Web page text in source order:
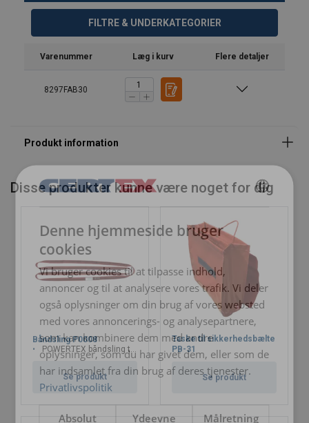
FILTRE & UNDERKATEGORIER
Varenummer Læg i kurv Flere detaljer
8297FAB30
Egenskaber:
Materiale:
Mærkning:
Overflade:
Disse produkter kunne være noget for dig
Båndsling P0008
POWERTEX båndsling til forankring
Se produkt
Taske til sikkerhedsbælte
PB-31
Se produkt
DANISH
ENGLISH TRANSLATION
Denne hjemmeside bruger
cookies
Vi bruger cookies til at tilpasse indhold,
annoncer og til at analysere vores trafik. Vi deler
også oplysninger om din brug af vores websted
med vores annoncerings- og analysepartnere,
som kan kombinere dem med andre
oplysninger, som du har givet dem, eller som de
har indsamlet fra din brug af deres tjenester.
Privatlivspolitik
Absolut
Ydeevne Målretning